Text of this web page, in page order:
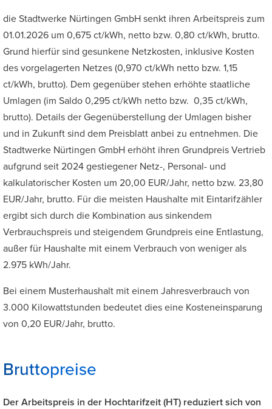
die Stadtwerke Nürtingen GmbH senkt ihren Arbeitspreis zum
01.01.2026 um 0,675 ct/kWh, netto bzw. 0,80 ct/kWh, brutto.
Grund hierfür sind gesunkene Netzkosten, inklusive Kosten
des vorgelagerten Netzes (0,970 ct/kWh netto bzw. 1,15
ct/kWh, brutto). Dem gegenüber stehen erhöhte staatliche
Umlagen (im Saldo 0,295 ct/kWh netto bzw. 0,35 ct/kWh,
brutto). Details der Gegenüberstellung der Umlagen bisher
und in Zukunft sind dem Preisblatt anbei zu entnehmen. Die
Stadtwerke Nürtingen GmbH erhöht ihren Grundpreis Vertrieb
aufgrund seit 2024 gestiegener Netz-, Personal- und
kalkulatorischer Kosten um 20,00 EUR/Jahr, netto bzw. 23,80
EUR/Jahr, brutto. Für die meisten Haushalte mit Eintarifzähler
ergibt sich durch die Kombination aus sinkendem
Verbrauchspreis und steigendem Grundpreis eine Entlastung,
außer für Haushalte mit einem Verbrauch von weniger als
2.975 kWh/Jahr.
Bei einem Musterhaushalt mit einem Jahresverbrauch von
3.000 Kilowattstunden bedeutet dies eine Kosteneinsparung
von 0,20 EUR/Jahr, brutto.
Bruttopreise
Der Arbeitspreis in der Hochtarifzeit (HT) reduziert sich von
Lesehilfe
Links unterstreichen
Animationen ausschalten
Hoher Kontrast